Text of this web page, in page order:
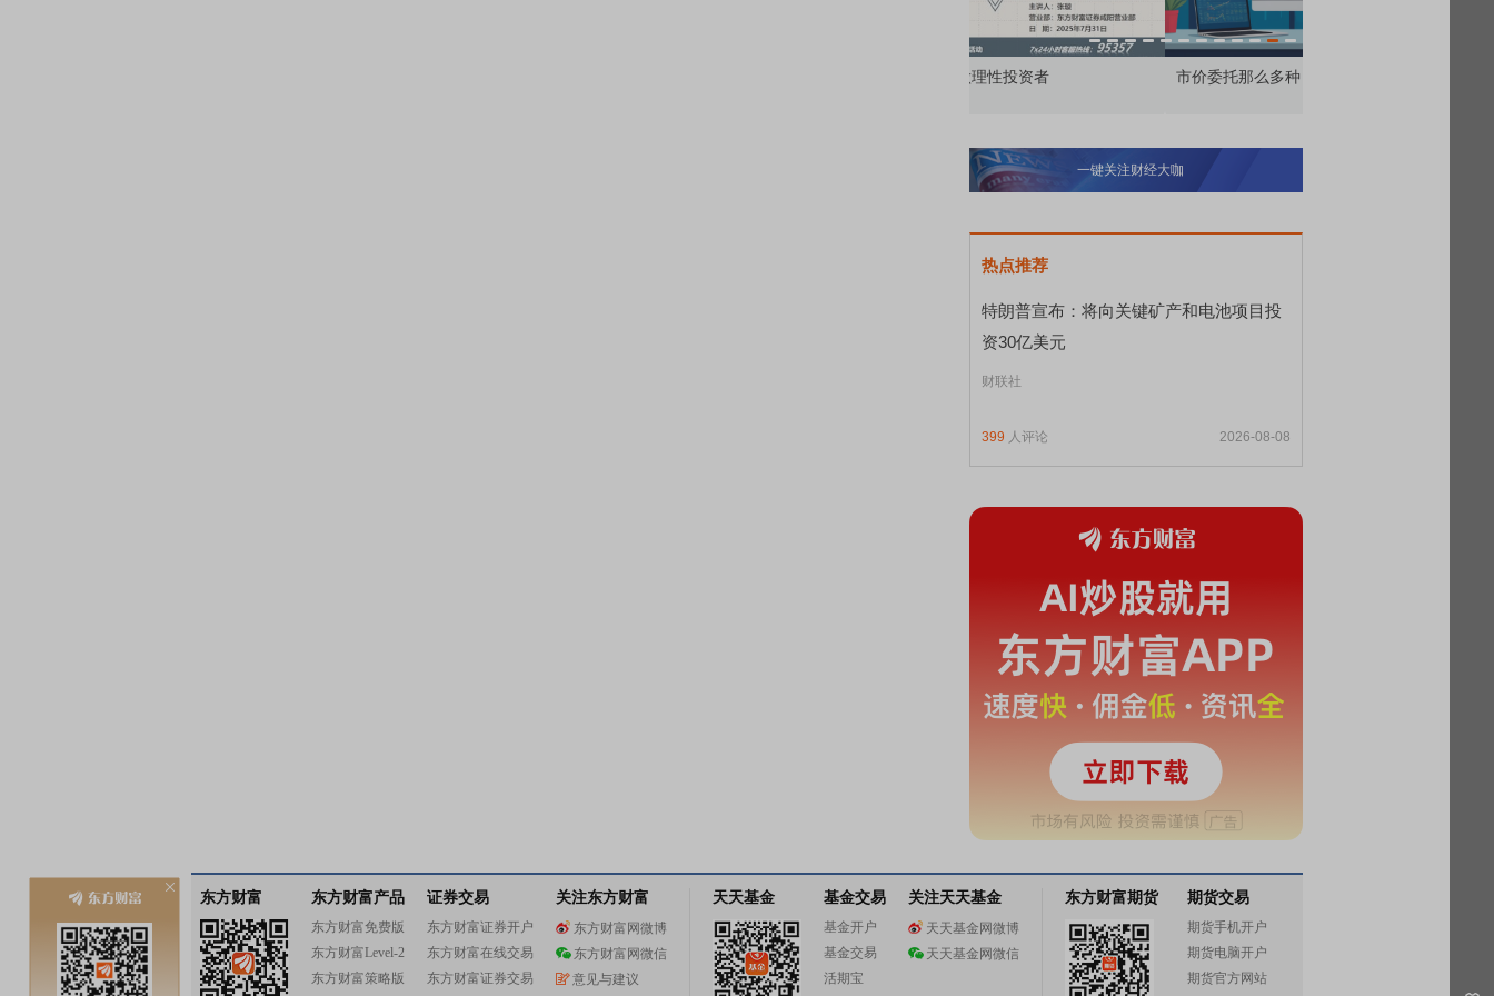
市价委托那么多种，究竟怎么用？
一键关注财经大咖
热点推荐
特朗普宣布：将向关键矿产和电池项目投
资30亿美元
财联社
399 人评论 2026-08-08
东方财富 东方财富产品
东方财富免费版
东方财富Level-2
东方财富策略版
证券交易
东方财富证券开户
东方财富在线交易
东方财富证券交易
关注东方财富
东方财富网微博
东方财富网微信
意见与建议
天天基金 基金交易
基金开户
基金交易
活期宝
关注天天基金
天天基金网微博
天天基金网微信
东方财富期货 期货交易
期货手机开户
期货电脑开户
期货官方网站